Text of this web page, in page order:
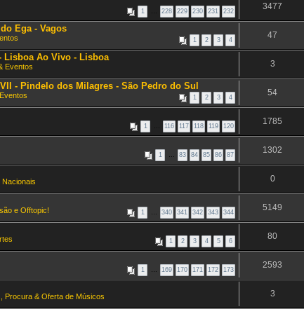
1 228 229 230 231 232 3477
Ega - Vagos
1 2 3 4 47
Lisboa Ao Vivo - Lisboa
Eventos 3
- Pindelo dos Milagres - São Pedro do Sul
1 2 3 4 54
1 116 117 118 119 120 1785
1 83 84 85 86 87 1302
Nacionais 0
1 340 341 342 343 344
e Offtopic! 5149
1 2 3 4 5 6 80
1 169 170 171 172 173 2593
Procura & Oferta de Músicos 3